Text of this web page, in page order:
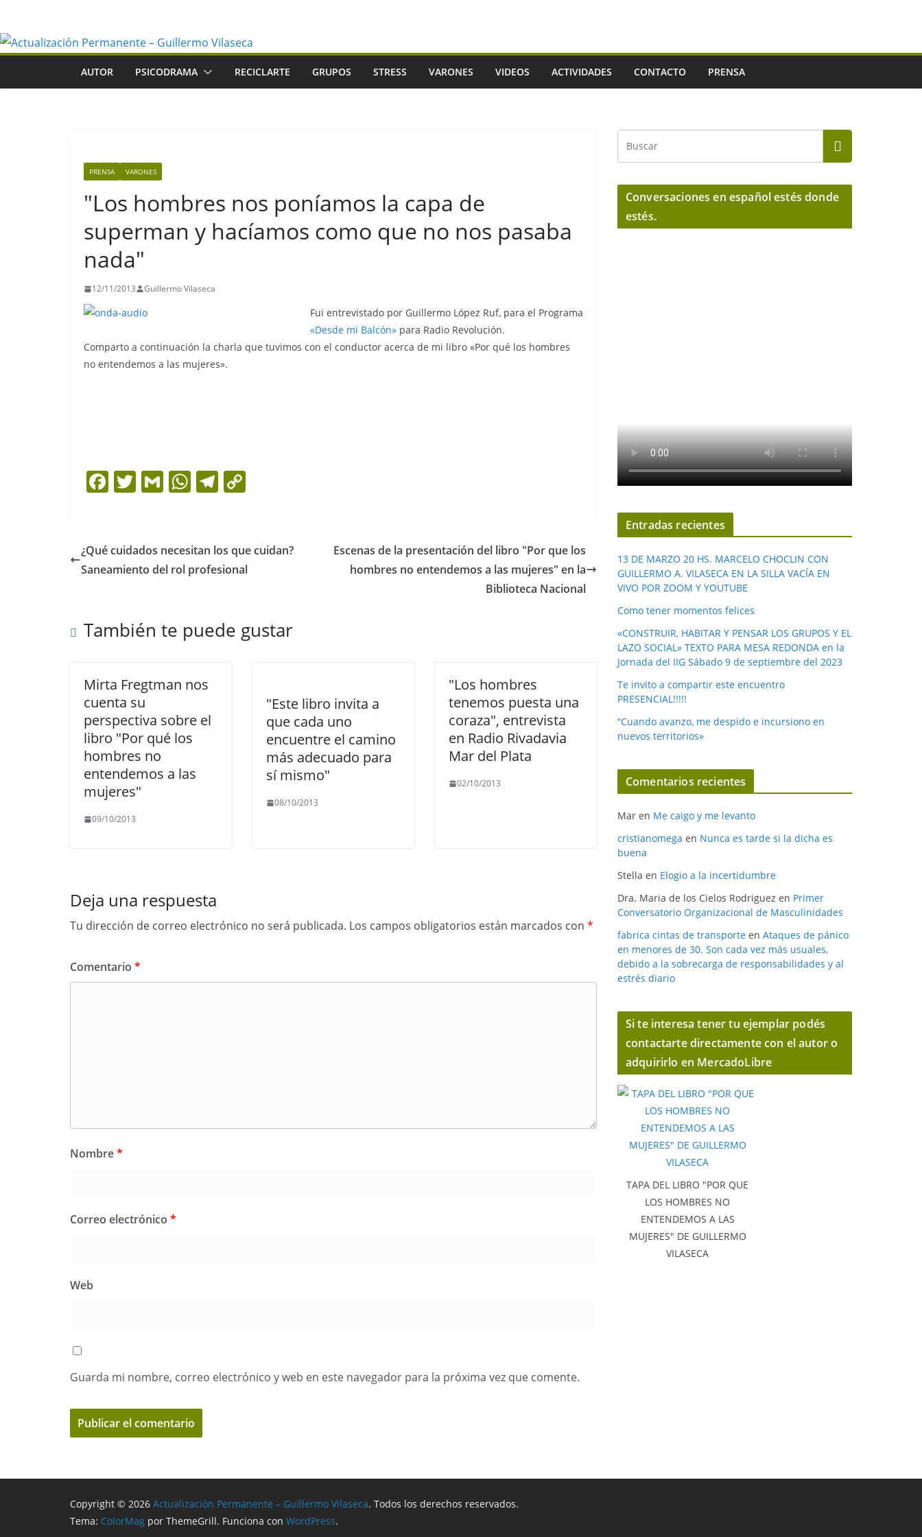
contenido
AUTOR PSICODRAMA RECICLARTE GRUPOS STRESS VARONES VIDEOS ACTIVIDADES CONTACTO PRENSA
PRENSA VARONES
"Los hombres nos poníamos la capa de
superman y hacíamos como que no nos pasaba
nada"
12/11/2013 Guillermo Vilaseca
Fui entrevistado por Guillermo López Ruf, para el Programa
«Desde mi Balcón» para Radio Revolución.
Comparto a continuación la charla que tuvimos con el conductor acerca de mi libro «Por qué los hombres
no entendemos a las mujeres».
F
e
b
k
T
er
G
l
W
s
A
T
gr
a
y
Li
¿Qué cuidados necesitan los que cuidan?
Saneamiento del rol profesional
Escenas de la presentación del libro "Por que los
hombres no entendemos a las mujeres" en la
Biblioteca Nacional
También te puede gustar
Mirta Fregtman nos
cuenta su
perspectiva sobre el
libro "Por qué los
hombres no
entendemos a las
mujeres"
09/10/2013
"Este libro invita a
que cada uno
encuentre el camino
más adecuado para
sí mismo"
08/10/2013
"Los hombres
tenemos puesta una
coraza", entrevista
en Radio Rivadavia
Mar del Plata
02/10/2013
Deja una respuesta
Tu dirección de correo electrónico no será publicada. Los campos obligatorios están marcados con *
Comentario *
Nombre*
Correo electrónico *
Web
Guarda mi nombre, correo electrónico y web en este navegador para la próxima vez que comente.
Conversaciones en español estés donde
estés.
Entradas recientes
13 DE MARZO 20 HS. MARCELO CHOCLIN CON
GUILLERMO A. VILASECA EN LA SILLA VACÍA EN
VIVO POR ZOOM Y YOUTUBE
Como tener momentos felices
«CONSTRUIR, HABITAR Y PENSAR LOS GRUPOS Y EL
LAZO SOCIAL» TEXTO PARA MESA REDONDA en la
Jornada del IIG Sábado 9 de septiembre del 2023
Te invito a compartir este encuentro
PRESENCIAL!!!!!
“Cuando avanzo, me despido e incursiono en
nuevos territorios»
Comentarios recientes
Mar en Me caigo y me levanto
cristianomega en Nunca es tarde si la dicha es
buena
Stella en Elogio a la incertidumbre
Dra. Maria de los Cielos Rodriguez en Primer
Conversatorio Organizacional de Masculinidades
fabrica cintas de transporte en Ataques de pánico
en menores de 30. Son cada vez más usuales,
debido a la sobrecarga de responsabilidades y al
estrés diario
Si te interesa tener tu ejemplar podés
contactarte directamente con el autor o
adquirirlo en MercadoLibre
TAPA DEL LIBRO "POR QUE
LOS HOMBRES NO
ENTENDEMOS A LAS
MUJERES" DE GUILLERMO
VILASECA
Copyright © 2026 Actualización Permanente – Guillermo Vilaseca. Todos los derechos reservados.
Tema: ColorMag por ThemeGrill. Funciona con WordPress.